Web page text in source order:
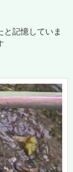
と記憶していま